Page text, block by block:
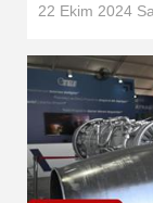
22 Ekim 2024